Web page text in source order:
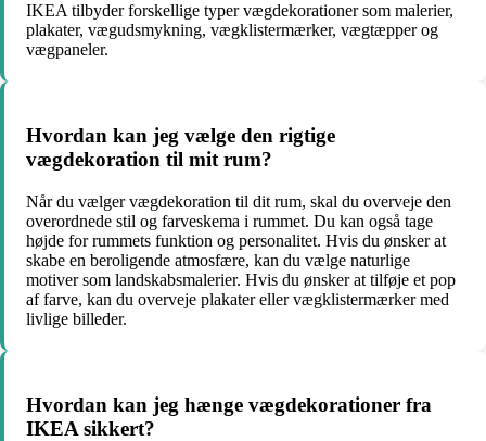
IKEA tilbyder forskellige typer vægdekorationer som malerier,
plakater, vægudsmykning, vægklistermærker, vægtæpper og
vægpaneler.
Hvordan kan jeg vælge den rigtige
vægdekoration til mit rum?
Når du vælger vægdekoration til dit rum, skal du overveje den
overordnede stil og farveskema i rummet. Du kan også tage
højde for rummets funktion og personalitet. Hvis du ønsker at
skabe en beroligende atmosfære, kan du vælge naturlige
motiver som landskabsmalerier. Hvis du ønsker at tilføje et pop
af farve, kan du overveje plakater eller vægklistermærker med
livlige billeder.
Hvordan kan jeg hænge vægdekorationer fra
IKEA sikkert?